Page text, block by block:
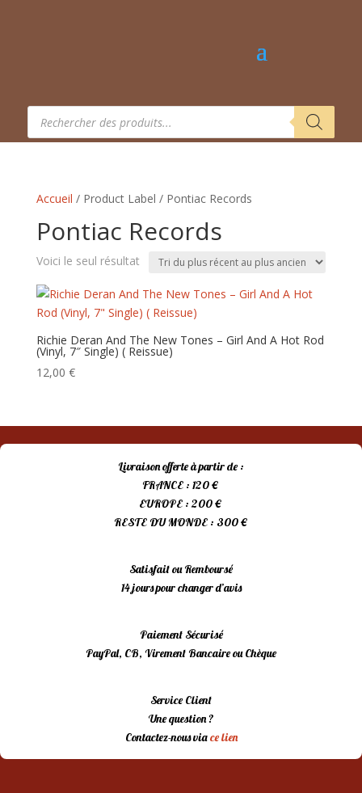
Recherche
produits
Accueil / Product Label / Pontiac Records
Pontiac Records
Voici le seul résultat
Richie Deran And The New Tones – Girl And A Hot Rod
(Vinyl, 7″ Single) ( Reissue)
12,00 €
Livraison offerte à partir de :
FRANCE : 120 €
EUROPE : 200 €
RESTE DU MONDE : 300 €
Satisfait ou Remboursé
14 jours pour changer d’avis
Paiement Sécurisé
PayPal, CB, Virement Bancaire ou Chèque
Service Client
Une question ?
Contactez-nous viace lien